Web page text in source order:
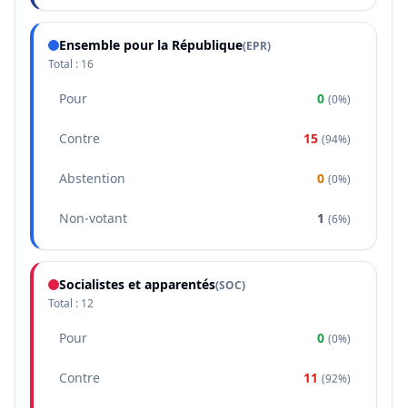
Ensemble pour la République(EPR)
Total : 16
Pour 0 (0%)
Contre 15 (94%)
Abstention 0 (0%)
Non-votant 1 (6%)
Socialistes et apparentés(SOC)
Total : 12
Pour 0 (0%)
Contre 11 (92%)